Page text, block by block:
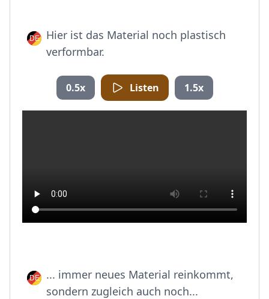
Hier ist das Material noch plastisch
verformbar.
0.5x Listen 1.5x
... immer neues Material reinkommt,
sondern zugleich auch noch...